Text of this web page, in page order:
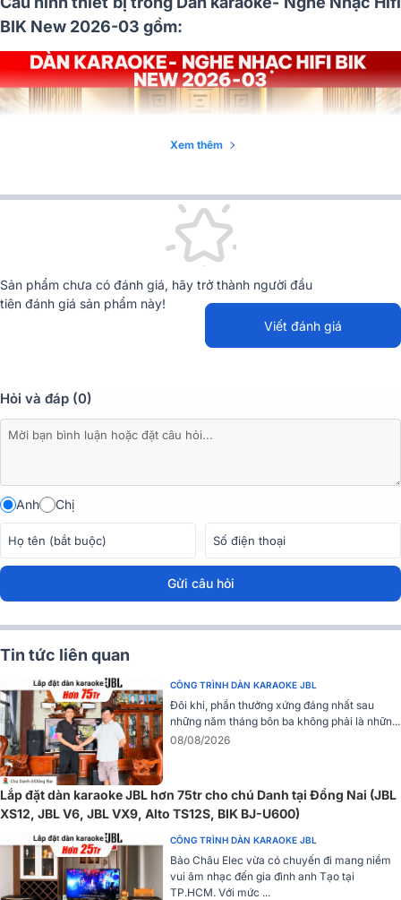
BIK New 2026-03 gồm:
Xem thêm
Sản phẩm chưa có đánh giá, hãy trở thành người đầu
tiên đánh giá sản phẩm này!
Viết đánh giá
Hỏi và đáp (0)
Anh Chị
Gửi câu hỏi
Tin tức liên quan
CÔNG TRÌNH DÀN KARAOKE JBL
Đôi khi, phần thưởng xứng đáng nhất sau
những năm tháng bôn ba không phải là nhữn...
08/08/2026
Lắp đặt dàn karaoke JBL hơn 75tr cho chú Danh tại Đồng Nai (JBL
XS12, JBL V6, JBL VX9, Alto TS12S, BIK BJ-U600)
CÔNG TRÌNH DÀN KARAOKE JBL
Bảo Châu Elec vừa có chuyến đi mang niềm
vui âm nhạc đến gia đình anh Tạo tại
TP.HCM. Với mức ...